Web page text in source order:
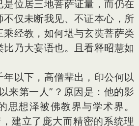
位居三地菩萨证量，而仍在
不仅未断我见、不证本心，所
乘经教，如何堪与玄奘菩萨类
比乃大妄语也。且看释昭慧如
以下，高僧辈出，印公何以
来第一人”？原因是：他的影
思想泽被佛教界与学术界。
建立了庞大而精密的系统理